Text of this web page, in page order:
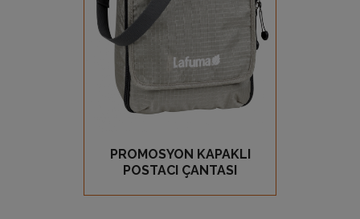
GÖZ AT
PROMOSYON KAPAKLI
POSTACI ÇANTASI